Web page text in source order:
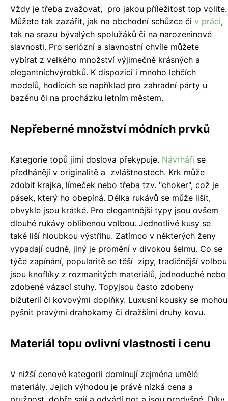
Vždy je třeba zvažovat, pro jakou příležitost top volite.
Můžete tak zazářit, jak na obchodní schůzce či v práci,
tak na srazu bývalých spolužáků či na narozeninové
slavnosti. Pro seriózní a slavnostní chvíle můžete
vybírat z velkého množství výjimečně krásných a
elegantníchvýrobků. K dispozici i mnoho lehčích
modelů, hodících se například pro zahradní párty u
bazénu či na procházku letním městem.
Nepřeberné množství módních prvků
Kategorie topů jimi doslova překypuje. Návrháři se
předhánějí v originalitě a zvláštnostech. Krk může
zdobit krajka, límeček nebo třeba tzv. "choker", což je
pásek, který ho obepíná. Délka rukávů se může lišit,
obvykle jsou krátké. Pro elegantnější typy jsou ovšem
dlouhé rukávy oblíbenou volbou. Jednotlivé kusy se
také liší hloubkou výstřihu. Zatímco v některých ženy
vypadají cudně, jiný je promění v divokou šelmu. Co se
týče zapínání, popularitě se těší zipy, tradičnější volbou
jsou knoflíky z rozmanitých materiálů, jednoduché nebo
zdobené vázací stuhy. Topyjsou často zdobeny
bižuterií či kovovými doplňky. Luxusní kousky se mohou
pyšnit pravými drahokamy či dražšími druhy kovu.
Materiál topu ovlivní vlastnosti i cenu
V nižší cenové kategorii dominují zejména umělé
materiály. Jejich výhodou je právě nízká cena a